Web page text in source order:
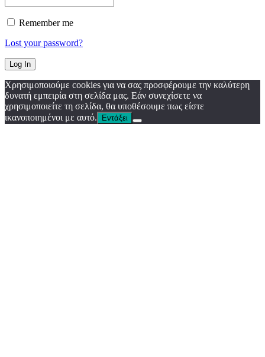
Remember me
Lost your password?
Χρησιμοποιούμε cookies για να σας προσφέρουμε την καλύτερη
δυνατή εμπειρία στη σελίδα μας. Εάν συνεχίσετε να
χρησιμοποιείτε τη σελίδα, θα υποθέσουμε πως είστε
ικανοποιημένοι με αυτό.
Εντάξει